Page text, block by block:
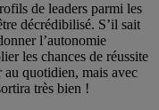
de leaders parmi les
décrédibilisé. S’il sait
l’autonomie
les chances de réussite
au quotidien, mais avec
très bien !